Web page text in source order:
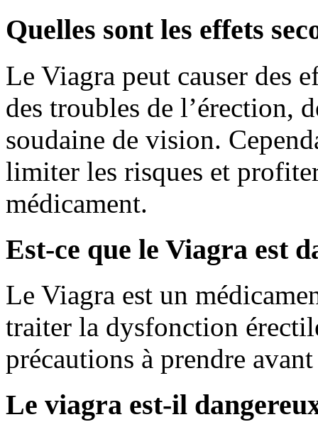
Quelles sont les effets
Le Viagra peut causer des
des troubles de l’érection,
soudaine de vision.
limiter les risques et
médicament.
Est-ce que le Viagra est
Le Viagra est un
traiter la dysfonction
précautions à prendre
Le viagra est-il